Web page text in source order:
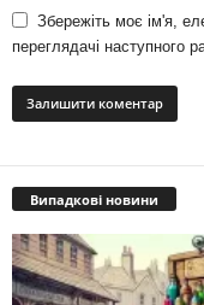
Збережіть моє ім'я,
переглядачі наступного
Випадкові новини